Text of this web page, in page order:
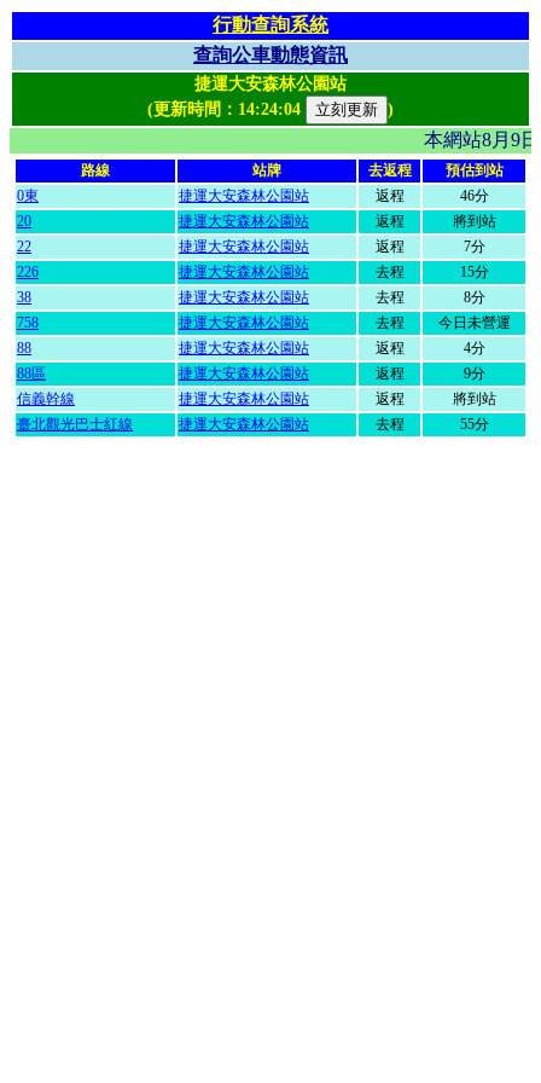
行動查詢系統
查詢公車動態資訊
捷運大安森林公園站
(更新時間： 14:24:04 )
本網站8月9
路線 站牌 去返程
預估到站
0東
捷運大安森林公園站 返程
46分
20
捷運大安森林公園站 返程
將到站
22
捷運大安森林公園站 返程
7分
226
捷運大安森林公園站 去程
15分
38
捷運大安森林公園站 去程
8分
758
捷運大安森林公園站 去程
今日未營運
88
捷運大安森林公園站 返程
4分
88區
捷運大安森林公園站 返程
9分
信義幹線
捷運大安森林公園站 返程
將到站
臺北觀光巴士紅線
捷運大安森林公園站 去程 55分